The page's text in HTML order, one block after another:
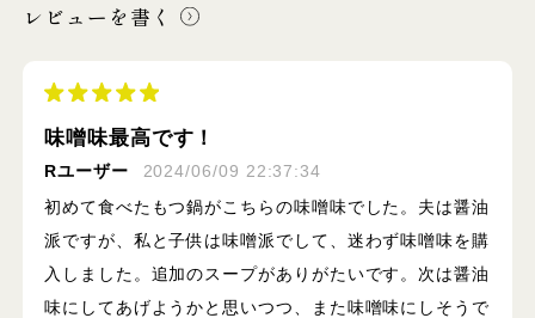
レビューを書く
味噌味最高です！
Rユーザー
2024/06/09 22:37:34
初めて食べたもつ鍋がこちらの味噌味でした。夫は醤油
派ですが、私と子供は味噌派でして、迷わず味噌味を購
入しました。追加のスープがありがたいです。次は醤油
味にしてあげようかと思いつつ、また味噌味にしそうで